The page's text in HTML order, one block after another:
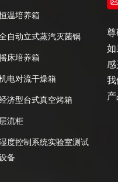
温培养箱
自动立式蒸汽灭菌锅
床培养箱
电对流干燥箱
济型台式真空烤箱
层流柜
度控制系统实验室测试
备
尊
如
感
我
产